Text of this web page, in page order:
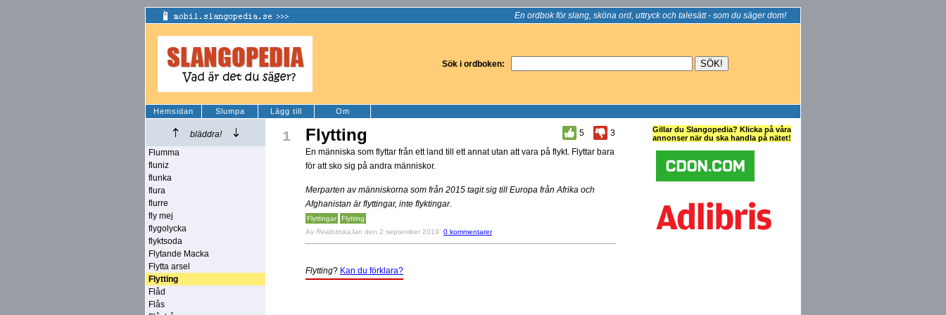
En ordbok för slang, sköna ord, uttryck och talesätt - som du säger dom!
Sök i ordboken:
Hemsidan Slumpa Lägg till Om
bläddra!
Flumma
fluniz
flunka
flura
flurre
fly mej
flygolycka
flyktsoda
Flytande Macka
Flytta arsel
Flytting
Flåd
Flås
1 Flytting 5
3
En människa som flyttar från ett land till ett annat utan att vara på flykt. Flyttar bara
för att sko sig på andra människor.
Merparten av människorna som från 2015 tagit sig till Europa från Afrika och
Afghanistan är flyttingar, inte flyktingar.
Flyttingar
Flytting
Av RealistiskaJan den 2 september 2019 0 kommentarer
Flytting? Kan du förklara?
Gillar du Slangopedia? Klicka på våra
annonser när du ska handla på nätet!